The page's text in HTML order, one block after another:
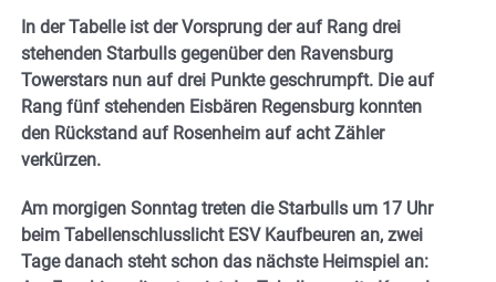
In der Tabelle ist der Vorsprung der auf Rang drei
stehenden Starbulls gegenüber den Ravensburg
Towerstars nun auf drei Punkte geschrumpft. Die auf
Rang fünf stehenden Eisbären Regensburg konnten
den Rückstand auf Rosenheim auf acht Zähler
verkürzen.
Am morgigen Sonntag treten die Starbulls um 17 Uhr
beim Tabellenschlusslicht ESV Kaufbeuren an, zwei
Tage danach steht schon das nächste Heimspiel an: